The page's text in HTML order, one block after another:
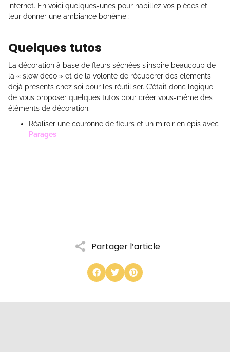
Partager l’article
internet. En voici quelques-unes pour habillez vos pièces et
leur donner une ambiance bohème :
Quelques tutos
La décoration à base de fleurs séchées s’inspire beaucoup de
la « slow déco » et de la volonté de récupérer des éléments
déjà présents chez soi pour les réutiliser. C’était donc logique
de vous proposer quelques tutos pour créer vous-même des
éléments de décoration.
Réaliser une couronne de fleurs et un miroir en épis avec
Parages